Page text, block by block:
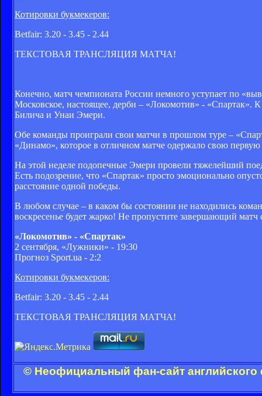
Котировки букмекеров:
Betfair: 3.20 - 3.45 - 2.44
ТЕКСТОВАЯ ТРАНСЛЯЦИЯ МАТЧА!
Конечно, матч чемпионата России немного уступает по
Московское, настоящее, дерби – «Локомотив» - «Спартак».
Билича и Унаи Эмери.
Обе команды проиграли свои матчи в прошлом туре –
«Динамо», которое в отличном матче одержало свою
На этой неделе подопечные Эмери провели тяжелейший
Есть подозрение, что «Спартак» просто эмоционально
расстояние одной победы.
В любом случае – в каком бы состоянии не находились
воскресенье будет жарко! Не пропустите завершающий
«Локомотив» - «Спартак»
2 сентября, «Лужники» - 19:30
Прогноз Sport.ua - 2:2
Котировки букмекеров:
Betfair: 3.20 - 3.45 - 2.44
ТЕКСТОВАЯ ТРАНСЛЯЦИЯ МАТЧА!
© Неофициальный фан-сайт английского